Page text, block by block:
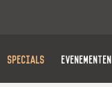
SPECIALS EVENEMENTEN